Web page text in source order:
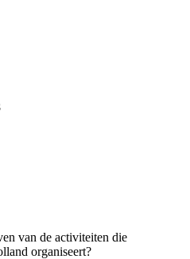
van de activiteiten die
organiseert?